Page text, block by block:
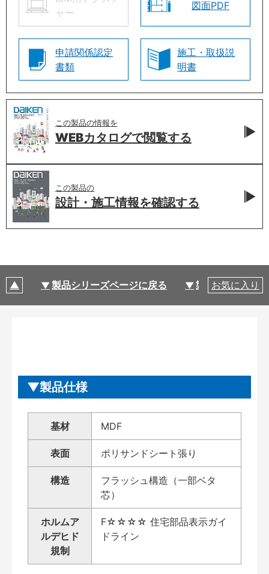
ャー
図面PDF
申請関係認定
書類
施工・取扱説
明書
この製品の情報を
WEBカタログで閲覧する
この製品の
設計・施工情報を確認する
製品シリーズページに戻る 製品仕様
お気に入り
製品仕様
基材 MDF
表面 ポリサンドシート張り
構造
フラッシュ構造（一部ベタ
芯）
ホルムア
ルデヒド
規制
F☆☆☆☆ 住宅部品表示ガイ
ドライン